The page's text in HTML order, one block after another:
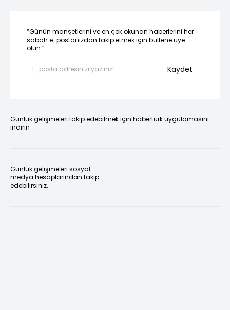
“Günün manşetlerini ve en çok okunan haberlerini her
sabah e-postanızdan takip etmek için bültene üye
olun.”
Kaydet
Günlük gelişmeleri takip edebilmek için habertürk uygulamasını
indirin
Günlük gelişmeleri sosyal
medya hesaplarından takip
edebilirsiniz.